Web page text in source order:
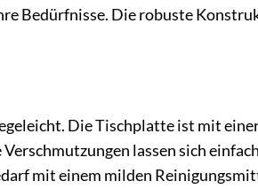
Bedürfnisse. Die robuste
Die Tischplatte ist mit
lassen sich
mit einem milden